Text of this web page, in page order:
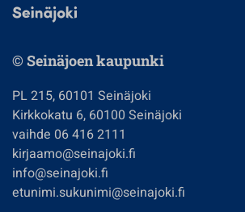
© Seinäjoen kaupunki
PL 215, 60101 Seinäjoki
Kirkkokatu 6, 60100 Seinäjoki
vaihde 06 416 2111
kirjaamo@seinajoki.fi
info@seinajoki.fi
etunimi.sukunimi@seinajoki.fi